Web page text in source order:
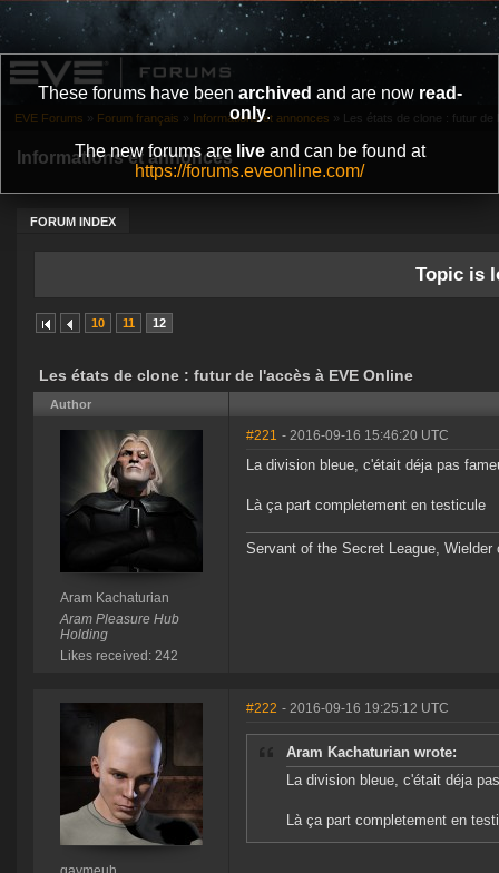
These forums have been archived and are now read-
only.
The new forums are liveand can be found at
https://forums.eveonline.com/
Informations et annonces
FORUM INDEX
EVE Forums » Forum français » Informations et annonces » Les états de clone : futur
Topic is
10 11 12
Les états de clone : futur de l'accès à EVE Online
Author
Aram Kachaturian
Aram Pleasure Hub
Holding
Likes received: 242
#221 - 2016-09-16 15:46:20 UTC
La division bleue, c'était déja pas
Là ça part completement en testicule
Servant of the Secret League,
#222 - 2016-09-16 19:25:12 UTC
Aram Kachaturian wrote:
La division bleue, c'était déja
Là ça part completement en